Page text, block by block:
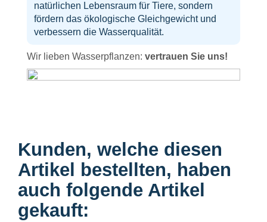
natürlichen Lebensraum für Tiere, sondern
fördern das ökologische Gleichgewicht und
verbessern die Wasserqualität.
Wir lieben Wasserpflanzen: vertrauen Sie uns!
Kunden, welche diesen
Artikel bestellten, haben
auch folgende Artikel
gekauft: